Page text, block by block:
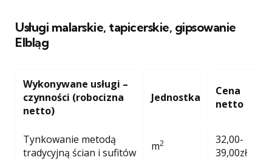
Usługi malarskie, tapicerskie, gipsowanie
Elbląg
Wykonywane usługi –
czynności (robocizna
netto)
Jednostka
Cena
netto
Tynkowanie metodą
tradycyjną ścian i sufitów
m2
32,00-
39,00zł